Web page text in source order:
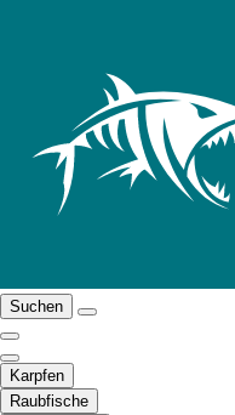
Suchen
Karpfen
Raubfische